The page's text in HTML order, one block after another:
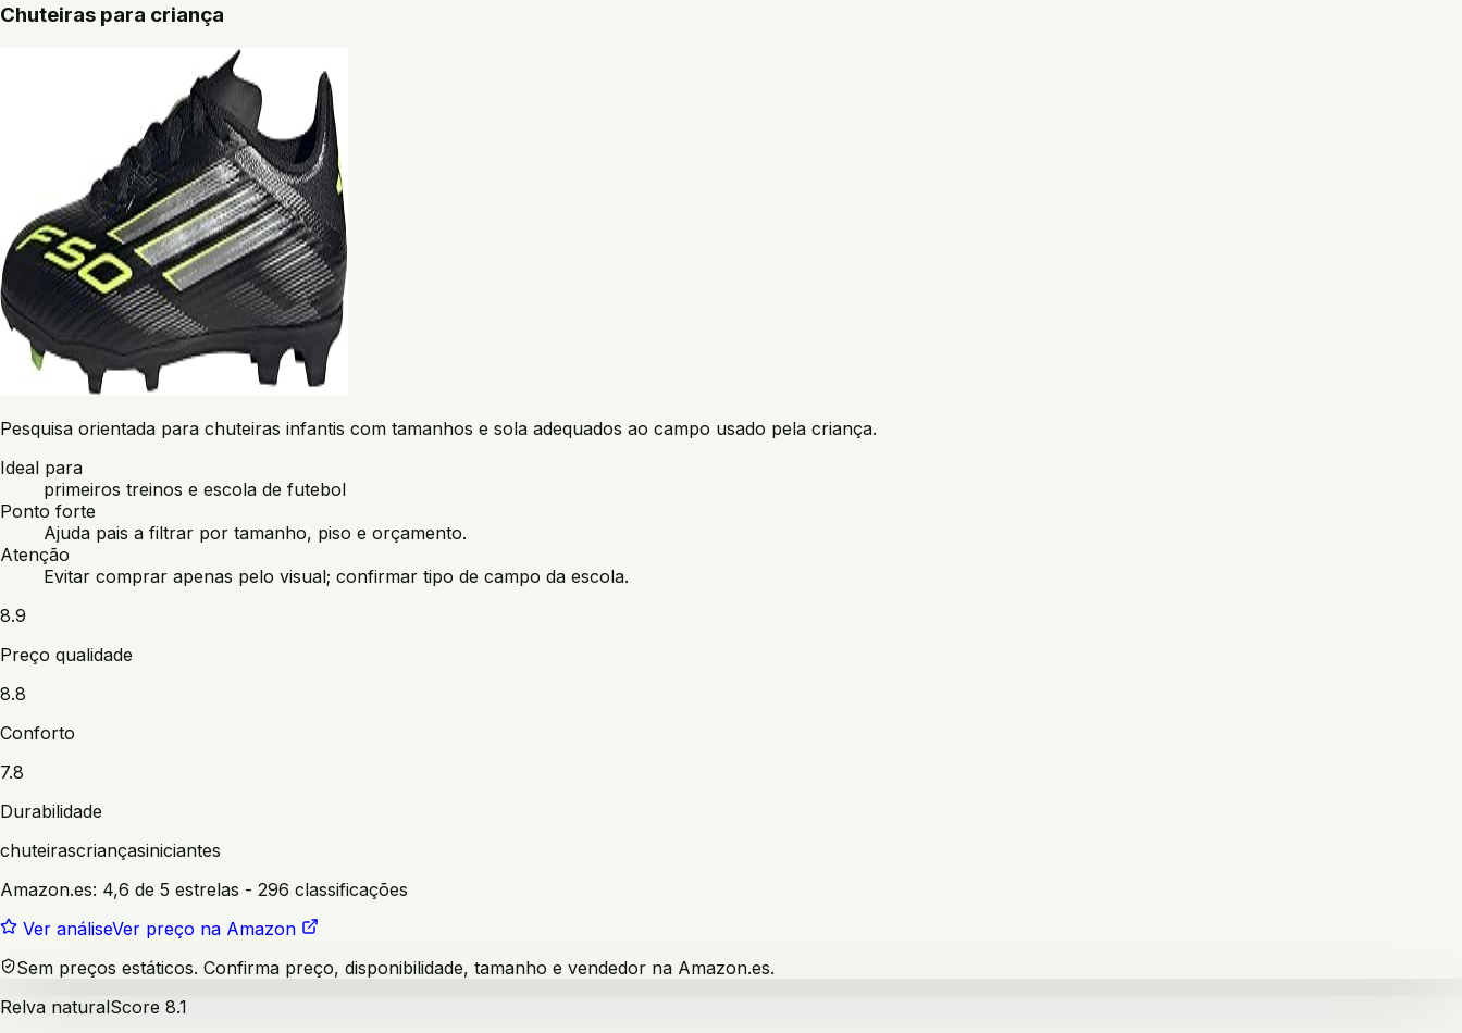
Chuteiras para criança
Pesquisa orientada para chuteiras infantis com tamanhos e sola adequados ao campo usado pela criança.
Ideal para
primeiros treinos e escola de futebol
Ponto forte
Ajuda pais a filtrar por tamanho, piso e orçamento.
Atenção
Evitar comprar apenas pelo visual; confirmar tipo de campo da escola.
8.9
Preço qualidade
8.8
Conforto
7.8
Durabilidade
chuteirascriançasiniciantes
Amazon.es: 4,6 de 5 estrelas - 296 classificações
Ver análiseVer preço na Amazon
Sem preços estáticos. Confirma preço, disponibilidade, tamanho e vendedor na Amazon.es.
Relva naturalScore 8.1